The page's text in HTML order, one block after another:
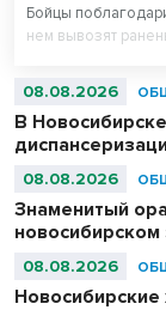
Бойцы
нем вывозят
08.08.2026
В
08.08.2026
Знаменитый
новосибирском
08.08.2026
Новосибирские